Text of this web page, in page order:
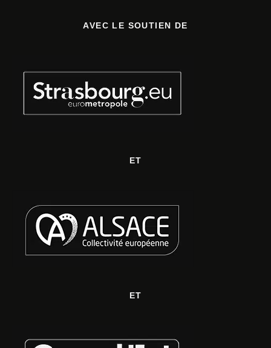
AVEC LE SOUTIEN DE
ET
ET